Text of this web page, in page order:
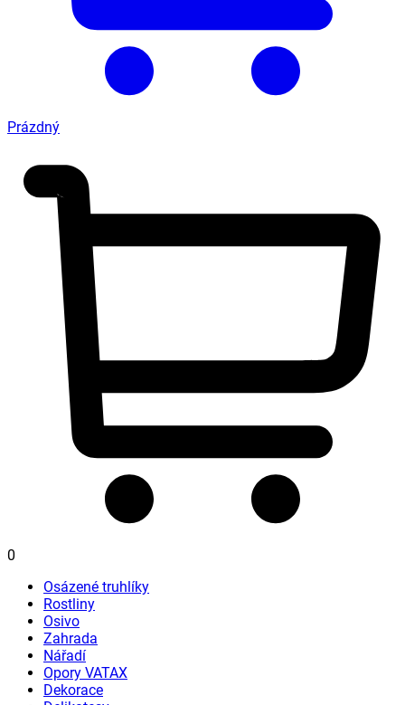
Prázdný
0
Osázené truhlíky
Rostliny
Osivo
Zahrada
Nářadí
Opory VATAX
Dekorace